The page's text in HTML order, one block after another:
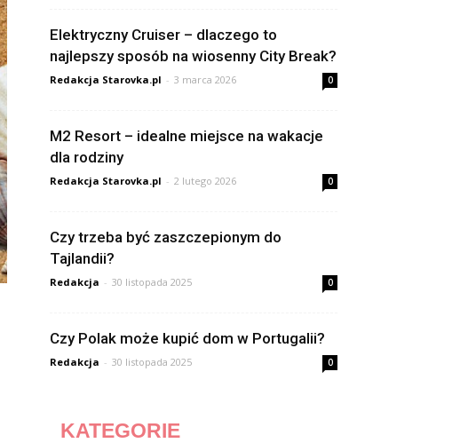
Elektryczny Cruiser – dlaczego to
najlepszy sposób na wiosenny City Break?
Redakcja Starovka.pl - 3 marca 2026 0
M2 Resort – idealne miejsce na wakacje
dla rodziny
Redakcja Starovka.pl - 2 lutego 2026 0
Czy trzeba być zaszczepionym do
Tajlandii?
Redakcja - 30 listopada 2025 0
Czy Polak może kupić dom w Portugalii?
Redakcja - 30 listopada 2025 0
KATEGORIE